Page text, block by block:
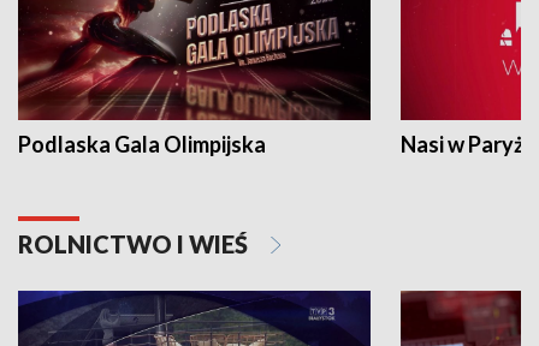
Podlaska Gala Olimpijska Nasi w Paryżu
ROLNICTWO I WIEŚ